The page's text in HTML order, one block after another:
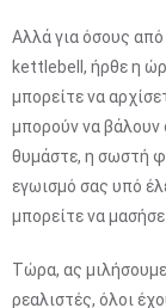
Αλλά για όσους
kettlebell, ήρθε η
μπορείτε να
μπορούν να βάλουν
θυμάστε, η σωστή
εγωισμό σας υπό
μπορείτε να
Τώρα, ας
ρεαλιστές, όλοι